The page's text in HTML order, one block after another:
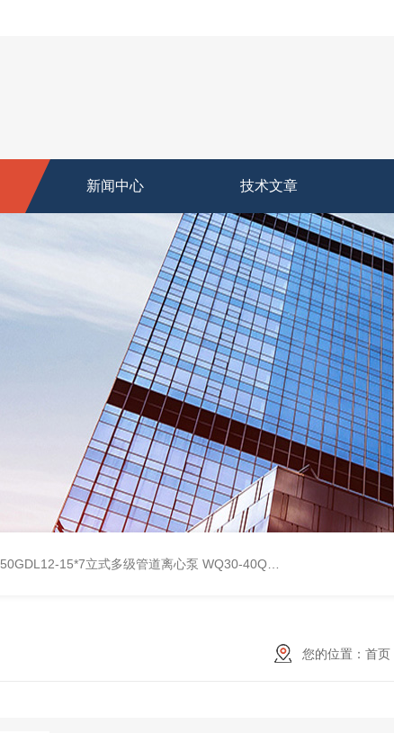
新闻中心 技术文章
50GDL12-15*7立式多级管道离心泵 WQ30-40QG优质双绞刀切割式污水泵
您的位置： 首页